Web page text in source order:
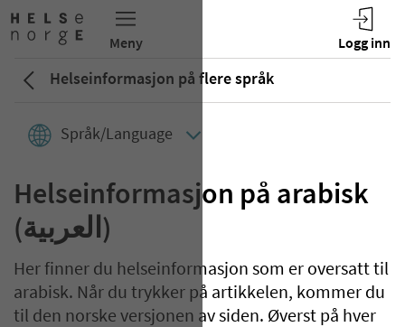
Helseinformasjon på flere språk
Språk/Language
Helseinformasjon på arabisk
(العربية)
Her finner du helseinformasjon som er oversatt til
arabisk. Når du trykker på artikkelen, kommer du
til den norske versjonen av siden. Øverst på hver